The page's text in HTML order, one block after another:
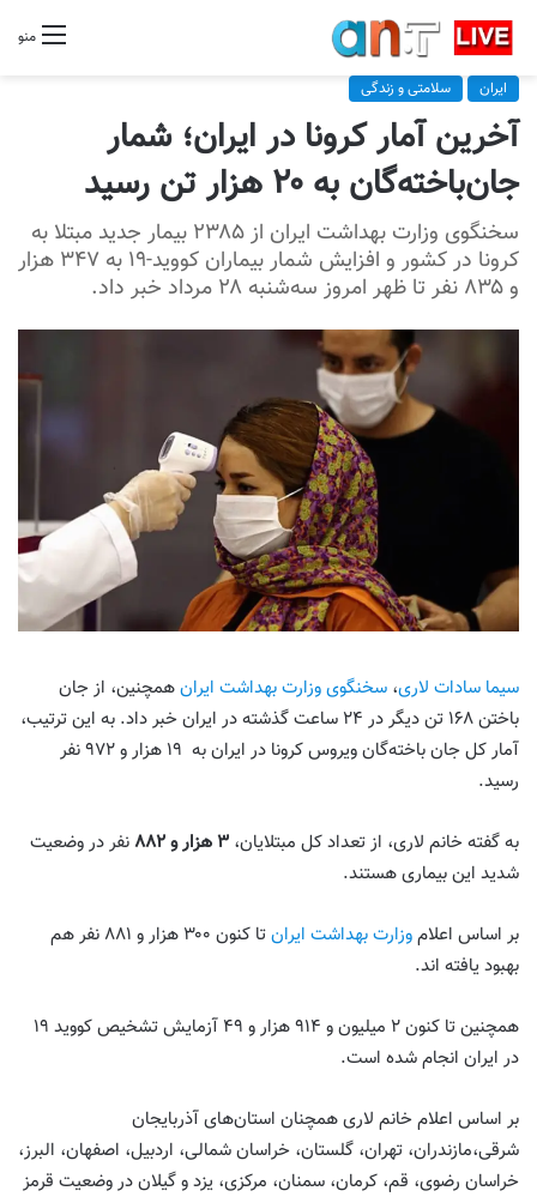
منو
ایران سلامتی و زندگی
آخرین آمار کرونا در ایران؛ شمار
جان‌باخته‌گان به ۲۰ هزار تن رسید
سخنگوی وزارت بهداشت ایران از ۲۳۸۵ بیمار جدید مبتلا به
کرونا در کشور و افزایش شمار بیماران کووید-۱۹ به ۳۴۷ هزار
و ۸۳۵ نفر تا ظهر امروز سه‌شنبه ۲۸ مرداد خبر داد.
سیما سادات لاری، سخنگوی وزارت بهداشت ایرانهمچنین، از جان
باختن ۱۶۸ تن دیگر در ۲۴ ساعت گذشته در ایران خبر داد. به این ترتیب،
آمار کل جان باخته‌گان ویروس کرونا در ایران به ۱۹ هزار و ۹۷۲ نفر
رسید.
به گفته خانم لاری، از تعداد کل مبتلایان، ۳ هزار و ۸۸۲
نفر در وضعیت
شدید این بیماری هستند.
بر اساس اعلاموزارت بهداشت ایران
تا کنون ۳۰۰ هزار و ۸۸۱ نفر هم
بهبود یافته اند.
همچنین تا کنون ۲ میلیون و ۹۱۴ هزار و ۴۹ آزمایش تشخیص کووید ۱۹
در ایران انجام شده است.
بر اساس اعلام خانم لاری همچنان استان‌های آذربایجان
شرقی،مازندران، تهران، گلستان، خراسان شمالی، اردبیل، اصفهان، البرز،
خراسان رضوی، قم، کرمان، سمنان، مرکزی، یزد و گیلان در وضعیت قرمز